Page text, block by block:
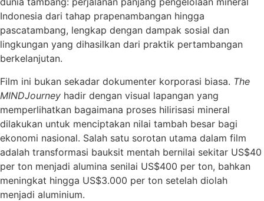
Indonesia dari tahap prapenambangan hingga
pascatambang, lengkap dengan dampak sosial dan
lingkungan yang dihasilkan dari praktik pertambangan
berkelanjutan.
Film ini bukan sekadar dokumenter korporasi biasa. The
MINDJourney hadir dengan visual lapangan yang
memperlihatkan bagaimana proses hilirisasi mineral
dilakukan untuk menciptakan nilai tambah besar bagi
ekonomi nasional. Salah satu sorotan utama dalam film
adalah transformasi bauksit mentah bernilai sekitar US$40
per ton menjadi alumina senilai US$400 per ton, bahkan
meningkat hingga US$3.000 per ton setelah diolah
menjadi aluminium.